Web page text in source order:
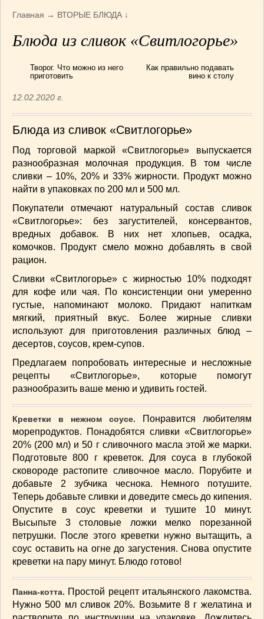
Армянская (4)
Грузинская(10)
Ирландские блюда(6)
Корейская
Марокканская(15)
Румынская кухня (5)
Узбекская
(14)
Швейцарская(6)
ПЕРВЫЕ БЛЮДА(56)
ПОСТНЫЕ БЛЮДА(52)
САЛАТИКИ(132)
Мясные(33)
Овощные(52)
ПЕЧЕМ ВМЕСТЕ
(257)
Блинчики(13)
Печенье(22)
Пироги(139)
Пирожные(13)
Торты(54)
Торты без выпечки(7)
НАПИТКИ(26)
КРАСОТА И ЗДОРОВЬЕ(185)
САМОРАЗВИТИЕ(12)
ИНТЕРЕСНЫЕ НОВОСТИ
СТАТЬИ(272)
отдых(25)
ЛЕЧЕБНЫЕ СВОЙСТВА ПИЩЕВЫХ РАСТЕНИЙ
(56)
СЕМЬЯ(107)
ДОМ и ДАЧА(140)
ВАШИ РЕЦЕПТЫ(3)
ДЕТСКОЕ МЕНЮ
РЕМОНТ(28)
Главная → ВТОРЫЕ БЛЮДА ↓
Блюда из сливок «Свитлогорье»
Творог. Что можно из него
приготовить
Как правильно подавать
вино к столу
12.02.2020 г.
Блюда из сливок «Свитлогорье»
Под торговой маркой «Свитлогорье» выпускается
разнообразная молочная продукция. В том числе
сливки – 10%, 20% и 33% жирности. Продукт можно
найти в упаковках по 200 мл и 500 мл.
Покупатели отмечают натуральный состав сливок
«Свитлогорье»: без загустителей, консервантов,
вредных добавок. В них нет хлопьев, осадка,
комочков. Продукт смело можно добавлять в свой
рацион.
Сливки «Свитлогорье» с жирностью 10% подходят
для кофе или чая. По консистенции они умеренно
густые, напоминают молоко. Придают напиткам
мягкий, приятный вкус. Более жирные сливки
используют для приготовления различных блюд –
десертов, соусов, крем-супов.
Предлагаем попробовать интересные и несложные
рецепты «Свитлогорье», которые помогут
разнообразить ваше меню и удивить гостей.
Креветки в нежном соусе. Понравится любителям
морепродуктов. Понадобятся сливки «Свитлогорье»
20% (200 мл) и 50 г сливочного масла этой же марки.
Подготовьте 800 г креветок. Для соуса в глубокой
сковороде растопите сливочное масло. Порубите и
добавьте 2 зубчика чеснока. Немного потушите.
Теперь добавьте сливки и доведите смесь до кипения.
Опустите в соус креветки и тушите 10 минут.
Высыпьте 3 столовые ложки мелко порезанной
петрушки. После этого креветки нужно вытащить, а
соус оставить на огне до загустения. Снова опустите
креветки на пару минут. Блюдо готово!
Панна-котта. Простой рецепт итальянского лакомства.
Нужно 500 мл сливок 20%. Возьмите 8 г желатина и